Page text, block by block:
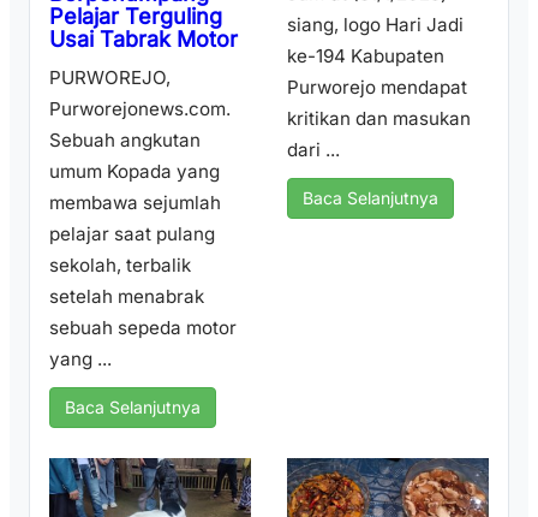
Pelajar Terguling
Usai Tabrak Motor
PURWOREJO,
Purworejonews.com.
Sebuah angkutan
umum Kopada yang
membawa sejumlah
pelajar saat pulang
sekolah, terbalik
setelah menabrak
sebuah sepeda motor
yang ...
Baca Selanjutnya
siang, logo Hari Jadi
ke-194 Kabupaten
Purworejo mendapat
kritikan dan masukan
dari ...
Baca Selanjutnya